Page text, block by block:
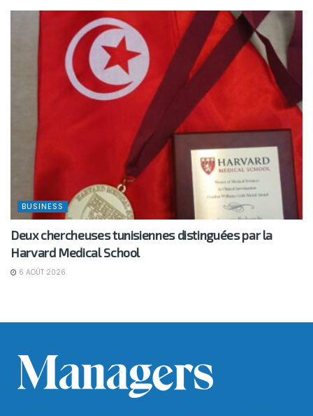
BUSINESS
Deux chercheuses tunisiennes distinguées par la
Harvard Medical School
6 AOÛT 2026